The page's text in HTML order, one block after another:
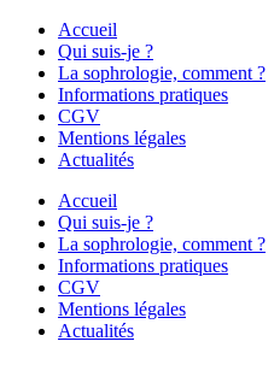
Accueil
Qui suis-je ?
La sophrologie, comment ?
Informations pratiques
CGV
Mentions légales
Actualités
Accueil
Qui suis-je ?
La sophrologie, comment ?
Informations pratiques
CGV
Mentions légales
Actualités